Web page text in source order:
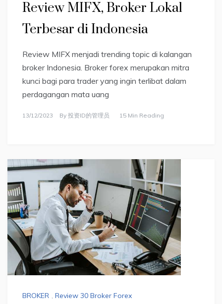
Review MIFX, Broker Lokal
Terbesar di Indonesia
Review MIFX menjadi trending topic di kalangan
broker Indonesia. Broker forex merupakan mitra
kunci bagi para trader yang ingin terlibat dalam
perdagangan mata uang
13/12/2023 By 投资ID的管理员 15 Min Reading
BROKER , Review 30 Broker Forex